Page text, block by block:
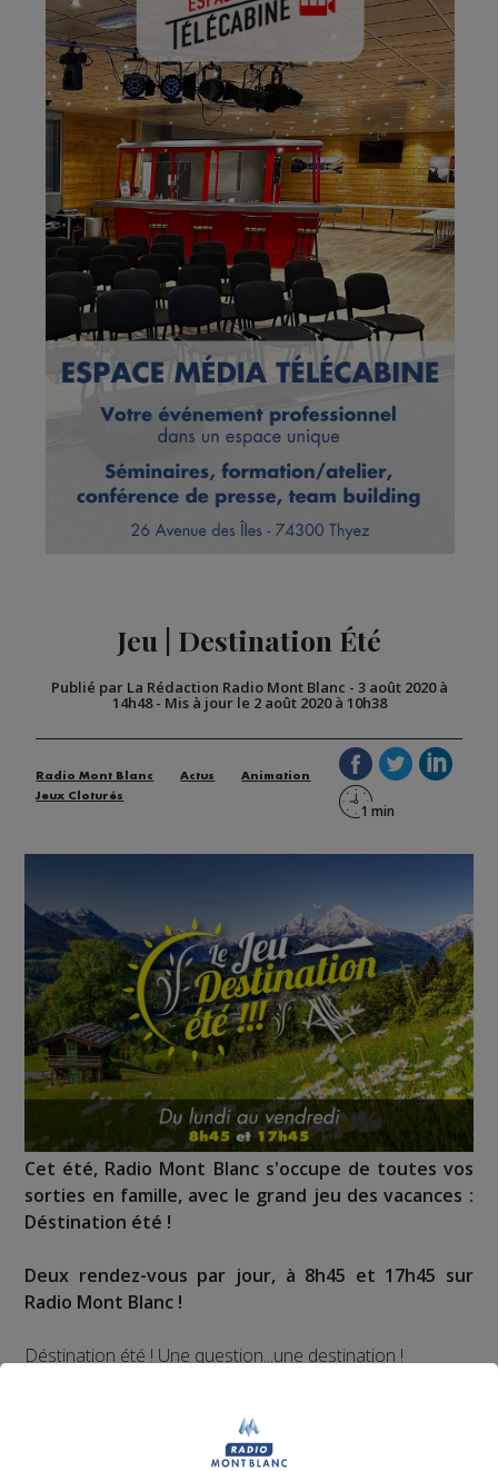
Jeu | Destination Été
Publié par La Rédaction Radio Mont Blanc - 3 août 2020 à
14h48- Mis à jour le 2 août 2020 à 10h38
Radio Mont Blanc Actus
Animation
Jeux Cloturés
Cet été, Radio Mont Blanc s'occupe de toutes vos
sorties en famille, avec le grand jeu des vacances :
Déstination été !
Deux rendez-vous par jour, à 8h45 et 17h45 sur
Radio Mont Blanc !
Déstination été ! Une question...une destination !
bon choix entre les 3 réponses pour repartir avec vos
entrées pour un maximum d'activités dans la région !